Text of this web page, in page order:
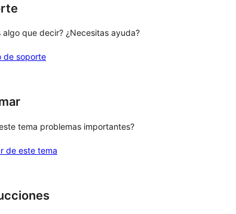
algo que decir? ¿Necesitas ayuda?
de soporte
tema problemas importantes?
de este tema